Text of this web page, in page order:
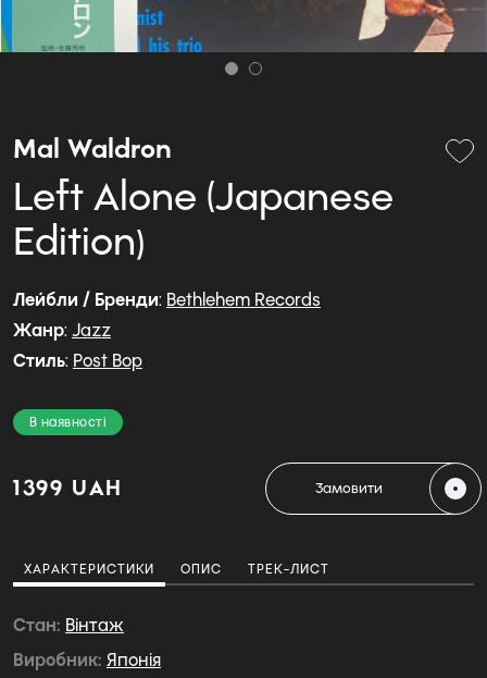
Mal Waldron
Left Alone (Japanese
Edition)
Лейбли / Бренди: Bethlehem Records
Жанр: Jazz
Стиль: Post Bop
В наявності
1399 UAH Замовити
ХАРАКТЕРИСТИКИ ОПИС ТРЕК-ЛИСТ
Стан Вiнтаж
Виробник Японія